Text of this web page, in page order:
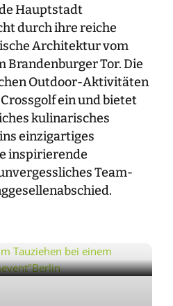
Hauptstadt
durch ihre reiche
Architektur vom
Brandenburger Tor. Die
Outdoor-Aktivitäten
ein und bietet
kulinarisches
einzigartiges
inspirierende
Team-